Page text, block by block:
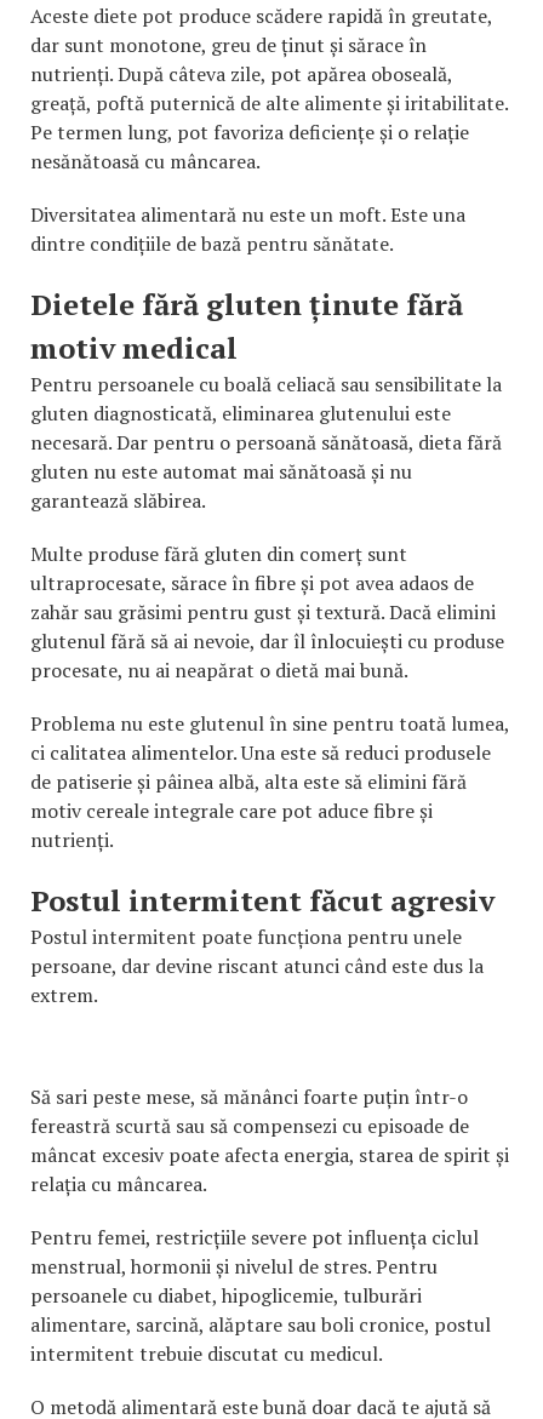
Aceste diete pot produce scădere rapidă în greutate,
dar sunt monotone, greu de ținut și sărace în
nutrienți. După câteva zile, pot apărea oboseală,
greață, poftă puternică de alte alimente și iritabilitate.
Pe termen lung, pot favoriza deficiențe și o relație
nesănătoasă cu mâncarea.
Diversitatea alimentară nu este un moft. Este una
dintre condițiile de bază pentru sănătate.
Dietele fără gluten ținute fără
motiv medical
Pentru persoanele cu boală celiacă sau sensibilitate la
gluten diagnosticată, eliminarea glutenului este
necesară. Dar pentru o persoană sănătoasă, dieta fără
gluten nu este automat mai sănătoasă și nu
garantează slăbirea.
Multe produse fără gluten din comerț sunt
ultraprocesate, sărace în fibre și pot avea adaos de
zahăr sau grăsimi pentru gust și textură. Dacă elimini
glutenul fără să ai nevoie, dar îl înlocuiești cu produse
procesate, nu ai neapărat o dietă mai bună.
Problema nu este glutenul în sine pentru toată lumea,
ci calitatea alimentelor. Una este să reduci produsele
de patiserie și pâinea albă, alta este să elimini fără
motiv cereale integrale care pot aduce fibre și
nutrienți.
Postul intermitent făcut agresiv
Postul intermitent poate funcționa pentru unele
persoane, dar devine riscant atunci când este dus la
extrem.
Să sari peste mese, să mănânci foarte puțin într-o
fereastră scurtă sau să compensezi cu episoade de
mâncat excesiv poate afecta energia, starea de spirit și
relația cu mâncarea.
Pentru femei, restricțiile severe pot influența ciclul
menstrual, hormonii și nivelul de stres. Pentru
persoanele cu diabet, hipoglicemie, tulburări
alimentare, sarcină, alăptare sau boli cronice, postul
intermitent trebuie discutat cu medicul.
O metodă alimentară este bună doar dacă te ajută să